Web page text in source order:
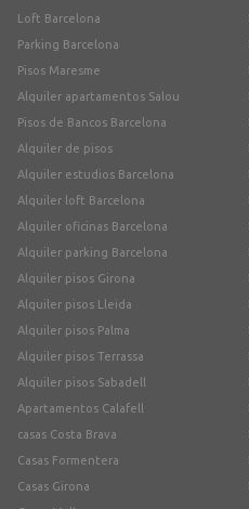
Loft Barcelona
Parking Barcelona
Pisos Maresme
Alquiler apartamentos Salou
Pisos de Bancos Barcelona
Alquiler de pisos
Alquiler estudios Barcelona
Alquiler loft Barcelona
Alquiler oficinas Barcelona
Alquiler parking Barcelona
Alquiler pisos Girona
Alquiler pisos Lleida
Alquiler pisos Palma
Alquiler pisos Terrassa
Alquiler pisos Sabadell
Apartamentos Calafell
casas Costa Brava
Casas Formentera
Casas Girona